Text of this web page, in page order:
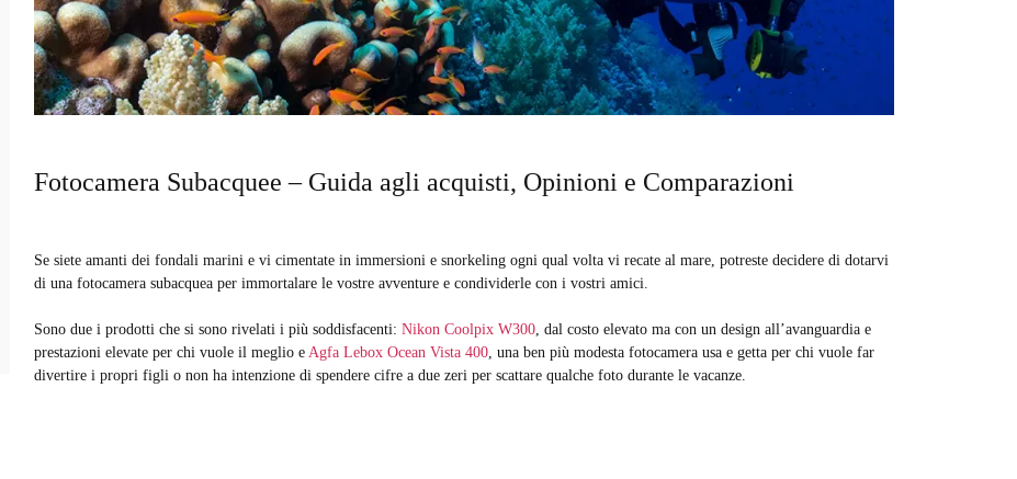
Fotocamera Subacquee – Guida agli acquisti, Opinioni e Comparazioni
Se siete amanti dei fondali marini e vi cimentate in immersioni e snorkeling ogni qual volta vi recate al mare, potreste decidere di dotarvi
di una fotocamera subacquea per immortalare le vostre avventure e condividerle con i vostri amici.
Sono due i prodotti che si sono rivelati i più soddisfacenti:Nikon Coolpix W300, dal costo elevato ma con un design all’avanguardia e
prestazioni elevate per chi vuole il meglio eAgfa Lebox Ocean Vista 400, una ben più modesta fotocamera usa e getta per chi vuole far
divertire i propri figli o non ha intenzione di spendere cifre a due zeri per scattare qualche foto durante le vacanze.